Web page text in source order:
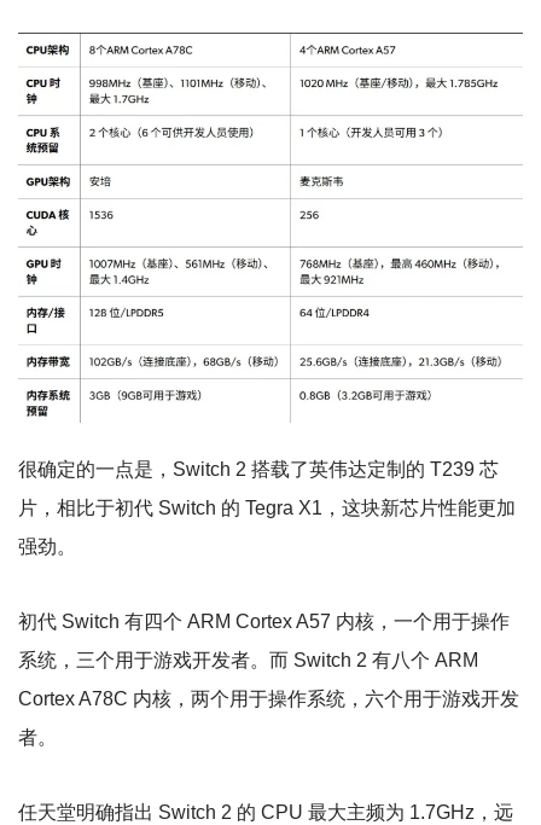
很确定的一点是，Switch 2 搭载了英伟达定制的 T239 芯
片，相比于初代 Switch 的 Tegra X1，这块新芯片性能更加
强劲。
初代 Switch 有四个 ARM Cortex A57 内核，一个用于操作
系统，三个用于游戏开发者。而 Switch 2 有八个 ARM
Cortex A78C 内核，两个用于操作系统，六个用于游戏开发
者。
任天堂明确指出 Switch 2 的 CPU 最大主频为 1.7GHz，远